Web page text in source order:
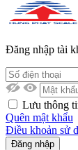
Đăng nhập tài
Lưu thông
Quên mật khẩu
Điều khoản sử
Đăng nhập